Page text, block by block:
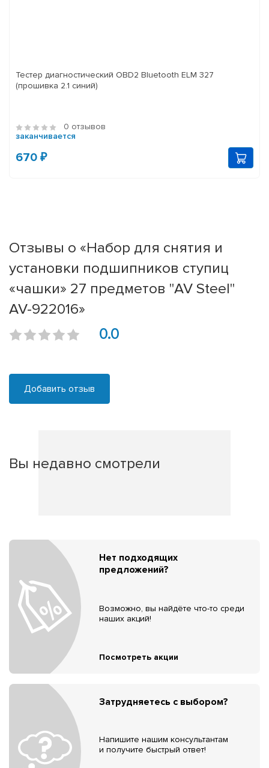
Тестер диагностический OBD2 Bluetooth ELM 327
(прошивка 2.1 синий)
0 отзывов
заканчивается
670 ₽
Отзывы о «Набор для снятия и
установки подшипников ступиц
«чашки» 27 предметов "AV Steel"
AV-922016»
0.0
Добавить отзыв
Вы недавно смотрели
Нет подходящих
предложений?
Возможно, вы найдёте что-то среди
наших акций!
Посмотреть акции
Затрудняетесь с выбором?
Напишите нашим консультантам
и получите быстрый ответ!